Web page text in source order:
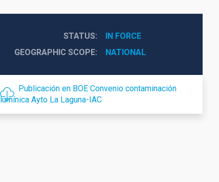
STATUS
IN FORCE
GEOGRAPHIC SCOPE
NATIONAL
Publicación en BOE Convenio contaminación
lumínica Ayto La Laguna-IAC